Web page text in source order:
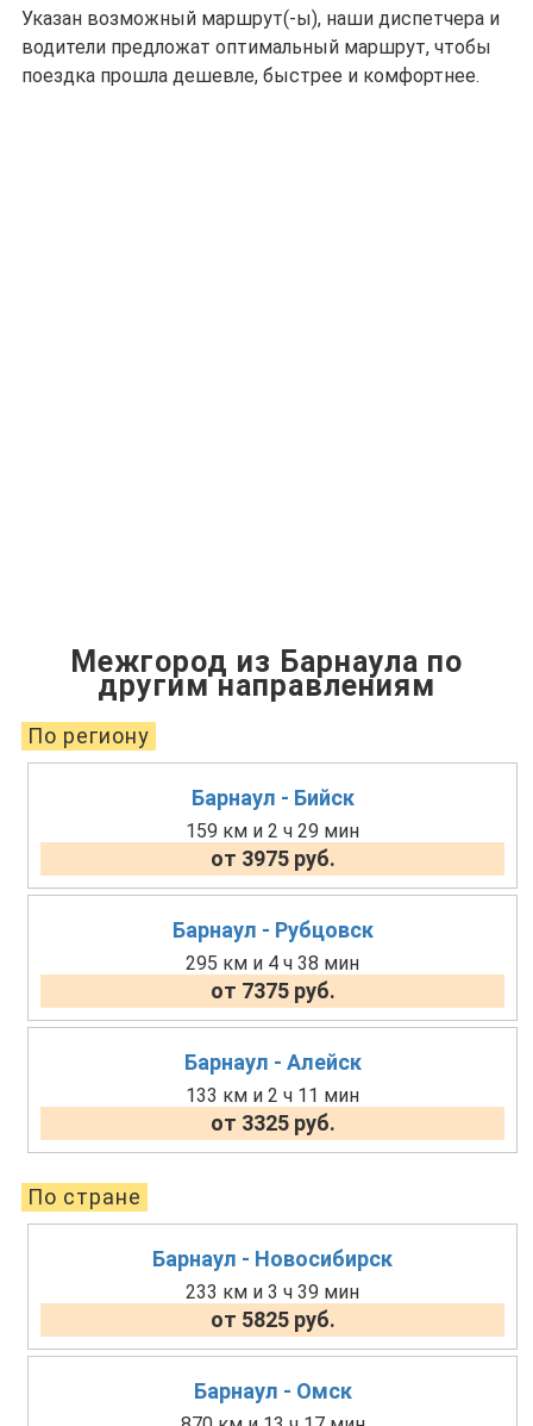
Указан возможный маршрут(-ы), наши диспетчера и
водители предложат оптимальный маршрут, чтобы
поездка прошла дешевле, быстрее и комфортнее.
Межгород из Барнаула по
другим направлениям
По региону
Барнаул - Бийск
159 км и 2 ч 29 мин
от 3975 руб.
Барнаул - Рубцовск
295 км и 4 ч 38 мин
от 7375 руб.
Барнаул - Алейск
133 км и 2 ч 11 мин
от 3325 руб.
По стране
Барнаул - Новосибирск
233 км и 3 ч 39 мин
от 5825 руб.
Барнаул - Омск